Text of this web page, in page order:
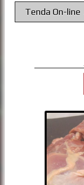
Tenda On-line